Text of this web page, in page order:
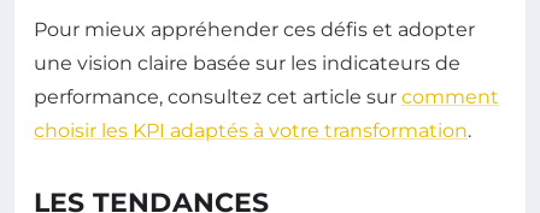
Pour mieux appréhender ces défis et adopter
une vision claire basée sur les indicateurs de
performance, consultez cet article sur comment
choisir les KPI adaptés à votre transformation.
LES TENDANCES